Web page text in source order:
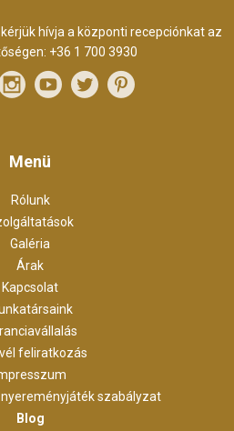
hívja a központi recepciónkat az
+36 1 700 3930
Menü
Rólunk
Galéria
Árak
Kapcsolat
feliratkozás
szabályzat
Blog